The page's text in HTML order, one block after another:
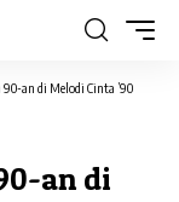
an di Melodi Cinta ’90
an di